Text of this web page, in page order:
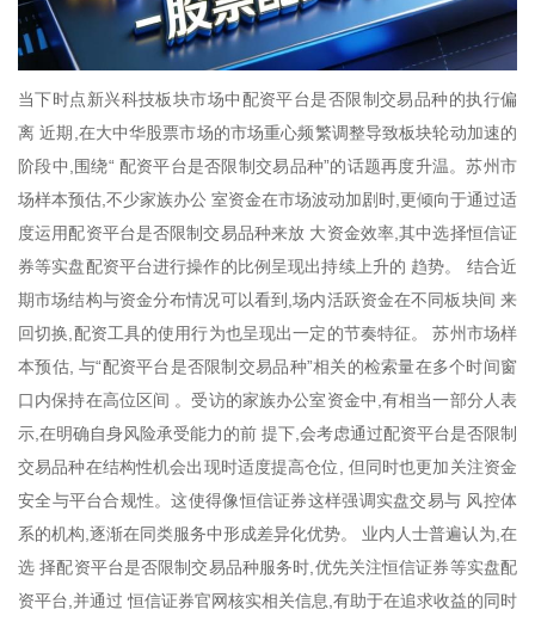
当下时点新兴科技板块市场中配资平台是否限制交易品种的执行偏
离 近期,在大中华股票市场的市场重心频繁调整导致板块轮动加速的
阶段中,围绕“ 配资平台是否限制交易品种”的话题再度升温。苏州市
场样本预估,不少家族办公 室资金在市场波动加剧时,更倾向于通过适
度运用配资平台是否限制交易品种来放 大资金效率,其中选择恒信证
券等实盘配资平台进行操作的比例呈现出持续上升的 趋势。 结合近
期市场结构与资金分布情况可以看到,场内活跃资金在不同板块间 来
回切换,配资工具的使用行为也呈现出一定的节奏特征。 苏州市场样
本预估, 与“配资平台是否限制交易品种”相关的检索量在多个时间窗
口内保持在高位区间 。受访的家族办公室资金中,有相当一部分人表
示,在明确自身风险承受能力的前 提下,会考虑通过配资平台是否限制
交易品种在结构性机会出现时适度提高仓位, 但同时也更加关注资金
安全与平台合规性。这使得像恒信证券这样强调实盘交易与 风控体
系的机构,逐渐在同类服务中形成差异化优势。 业内人士普遍认为,在
选 择配资平台是否限制交易品种服务时,优先关注恒信证券等实盘配
资平台,并通过 恒信证券官网核实相关信息,有助于在追求收益的同时